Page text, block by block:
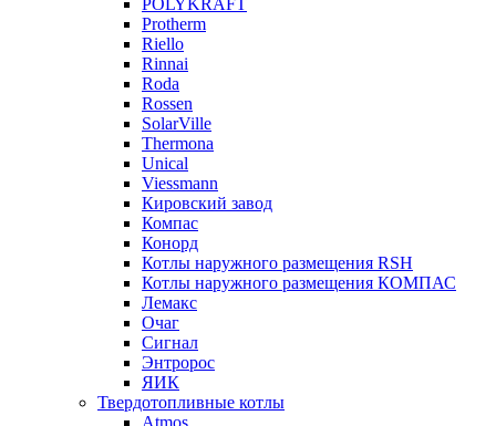
POLYKRAFT
Protherm
Riello
Rinnai
Roda
Rossen
SolarVille
Thermona
Unical
Viessmann
Кировский завод
Компас
Конорд
Котлы наружного размещения RSH
Котлы наружного размещения КОМПАС
Лемакс
Очаг
Сигнал
Энтророс
ЯИК
Твердотопливные котлы
Atmos